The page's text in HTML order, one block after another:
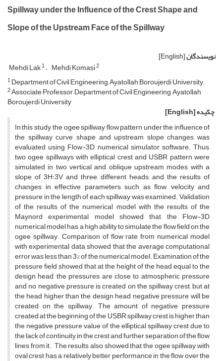
Spillway under the Influence of the Crest Shape and
Slope of the Upstream Face of the Spillway
نویسندگان[English]
Mehdi Lak1 Mehdi Komasi2
1Department of Civil Engineering, Ayatollah Boroujerdi University.
2Associate Professor, Department of Civil Engineering, Ayatollah
Boroujerdi University
چکیده[English]
In this study, the ogee spillway flow pattern under the influence of
the spillway curve shape and upstream slope changes was
evaluated using Flow-3D numerical simulator software. Thus,
two ogee spillways with elliptical crest and USBR pattern were
simulated in two vertical and oblique upstream modes with a
slope of 3H:3V and three different heads, and the results of
changes in effective parameters such as flow, velocity and
pressure in the length of each spillway was examined. Validation
of the results of the numerical model with the results of the
Maynord experimental model showed that the Flow-3D
numerical model has a high ability to simulate the flow field on the
ogee spillway. Comparison of flow rate from numerical model
with experimental data showed that the average computational
error was less than 3% of the numerical model. Examination of the
pressure field showed that at the height of the head equal to the
design head, the pressures are close to atmospheric pressure
and no negative pressure is created on the spillway crest, but at
the head higher than the design head, negative pressure will be
created on the spillway. The amount of negative pressure
created at the beginning of the USBR spillway crest is higher than
the negative pressure value of the elliptical spillway crest due to
the lack of continuity in the crest and further separation of the flow
lines from it. The results also showed that the ogee spillway with
oval crest has a relatively better performance in the flow over the